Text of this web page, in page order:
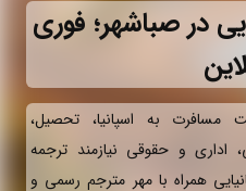
در صباشهر؛ فوری
مسافرت به اسپانیا، تحصیل،
اداری و حقوقی نیازمند ترجمه
همراه با مهر مترجم رسمی و